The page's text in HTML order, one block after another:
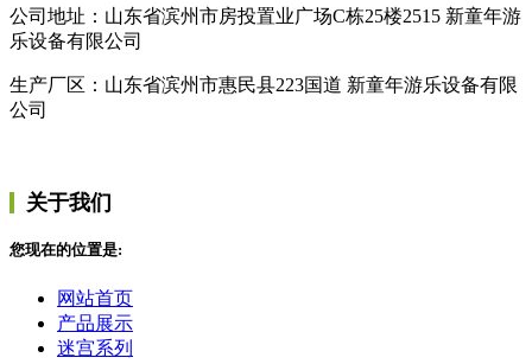
公司地址：山东省滨州市房投置业广场C栋25楼2515 新童年游
乐设备有限公司
生产厂区：山东省滨州市惠民县223国道 新童年游乐设备有限
公司
关于我们
您现在的位置是:
网站首页
产品展示
迷宫系列